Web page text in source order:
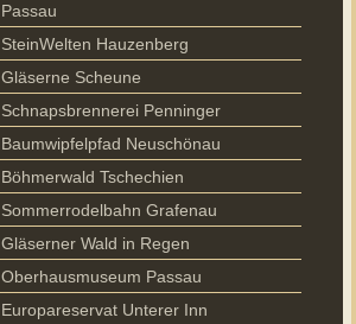
Passau
SteinWelten Hauzenberg
Gläserne Scheune
Schnapsbrennerei Penninger
Baumwipfelpfad Neuschönau
Böhmerwald Tschechien
Sommerrodelbahn Grafenau
Gläserner Wald in Regen
Oberhausmuseum Passau
Europareservat Unterer Inn